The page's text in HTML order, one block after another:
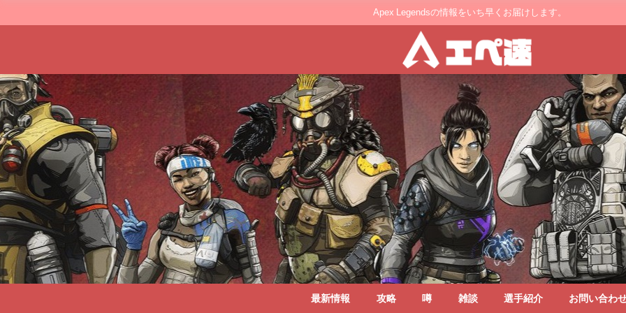
Apex Legendsの情報をいち早くお届けします。
最新情報 攻略 噂 雑談 選手紹介 お問い合わ